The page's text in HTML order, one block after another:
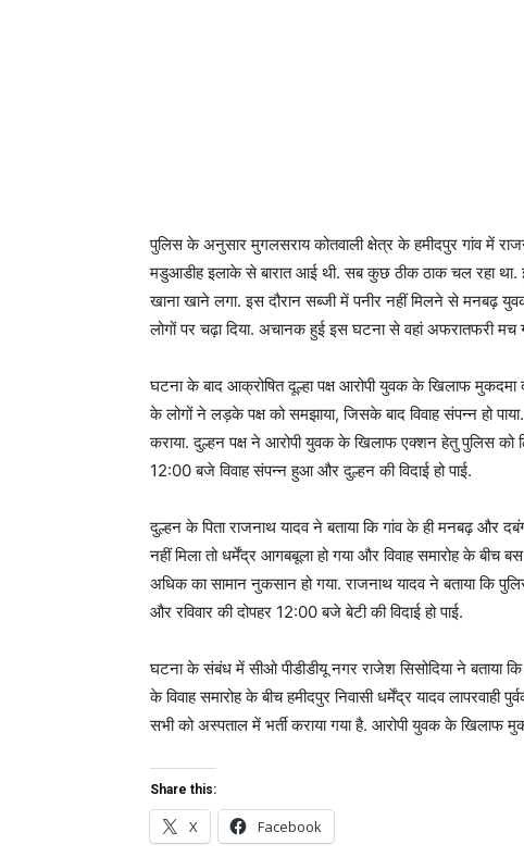
पुलिस के अनुसार मुगलसराय कोतवाली क्षेत्र के हमीदपुर गांव में
मडुआडीह इलाके से बारात आई थी. सब कुछ ठीक ठाक चल रहा था.
खाना खाने लगा. इस दौरान सब्जी में पनीर नहीं मिलने से मनबढ़
लोगों पर चढ़ा दिया. अचानक हुई इस घटना से वहां अफरातफरी
घटना के बाद आक्रोषित दूल्हा पक्ष आरोपी युवक के खिलाफ मुकदमा
के लोगों ने लड़के पक्ष को समझाया, जिसके बाद विवाह संपन्न हो
कराया. दुल्हन पक्ष ने आरोपी युवक के खिलाफ एक्शन हेतु पुलिस को
12:00 बजे विवाह संपन्न हुआ और दुल्हन की विदाई हो पाई.
दुल्हन के पिता राजनाथ यादव ने बताया कि गांव के ही मनबढ़ और
नहीं मिला तो धर्मेंद्र आगबबूला हो गया और विवाह समारोह के
अधिक का सामान नुकसान हो गया. राजनाथ यादव ने बताया कि
और रविवार की दोपहर 12:00 बजे बेटी की विदाई हो पाई.
घटना के संबंध में सीओ पीडीडीयू नगर राजेश सिसोदिया ने बताया
के विवाह समारोह के बीच हमीदपुर निवासी धर्मेंद्र यादव
सभी को अस्पताल में भर्ती कराया गया है. आरोपी युवक के खिलाफ
Share this:
X Facebook